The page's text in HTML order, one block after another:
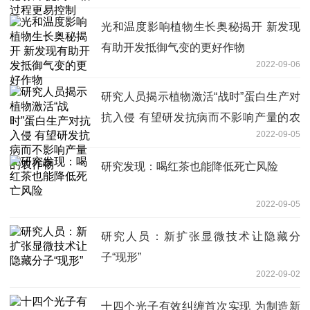
光和温度影响植物生长奥秘揭开 新发现
有助开发抵御气变的更好作物
2022-09-06
研究人员揭示植物激活“战时”蛋白生产对
抗入侵 有望研发抗病而不影响产量的农
2022-09-05
研究发现：喝红茶也能降低死亡风险
2022-09-05
研究人员：新扩张显微技术让隐藏分
子“现形”
2022-09-02
十四个光子有效纠缠首次实现 为制造新